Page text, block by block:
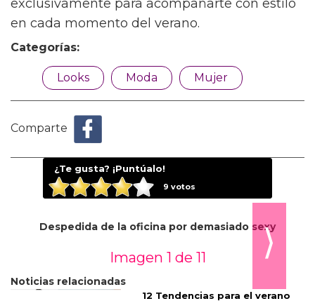
exclusivamente para acompañarte con estilo
en cada momento del verano.
Categorías:
Looks Moda Mujer
Comparte
¿Te gusta? ¡Puntúalo!
9 votos
Despedida de la oficina por demasiado sexy